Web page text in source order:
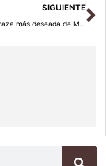
SIGUIENTE
Planta Z, la terraza más deseada de Madrid